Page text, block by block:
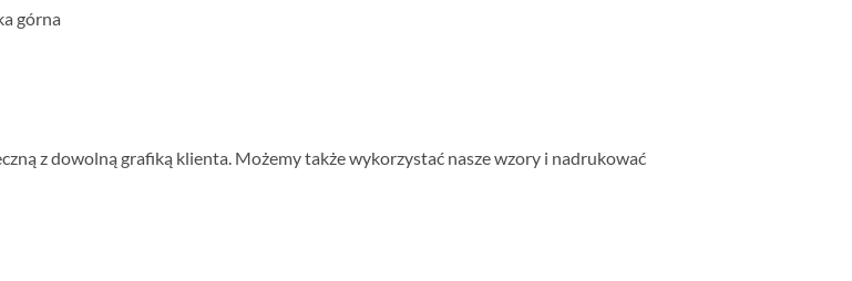
górna
z dowolną grafiką klienta. Możemy także wykorzystać nasze wzory i nadrukować